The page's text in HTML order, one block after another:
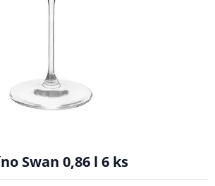
Swan 0,86 l 6 ks